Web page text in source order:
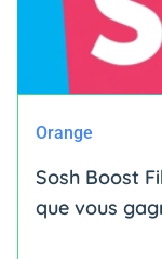
Orange
Sosh Boost
que vous